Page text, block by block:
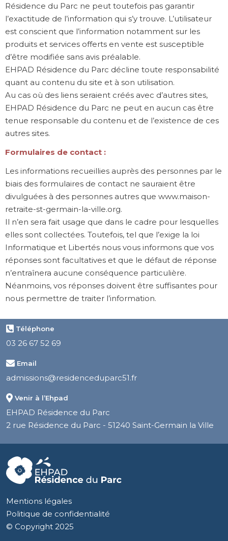
Résidence du Parc ne peut toutefois pas garantir
l’exactitude de l’information qui s’y trouve. L’utilisateur
est conscient que l’information notamment sur les
produits et services offerts en vente est susceptible
d’être modifiée sans avis préalable.
EHPAD Résidence du Parc décline toute responsabilité
quant au contenu du site et à son utilisation.
Au cas où des liens seraient créés avec d’autres sites,
EHPAD Résidence du Parc ne peut en aucun cas être
tenue responsable du contenu et de l’existence de ces
autres sites.
Formulaires de contact :
Les informations recueillies auprès des personnes par le
biais des formulaires de contact ne sauraient être
divulguées à des personnes autres que www.maison-
retraite-st-germain-la-ville.org.
Il n’en sera fait usage que dans le cadre pour lesquelles
elles sont collectées. Toutefois, tel que l’exige la loi
Informatique et Libertés nous vous informons que vos
réponses sont facultatives et que le défaut de réponse
n’entraînera aucune conséquence particulière.
Néanmoins, vos réponses doivent être suffisantes pour
nous permettre de traiter l’information.
Téléphone
03 26 67 52 69
Email
admissions@residenceduparc51.fr
Venir à l’Ehpad
EHPAD Résidence du Parc
2 rue Résidence du Parc - 51240 Saint-Germain la Ville
Mentions légales
Politique de confidentialité
© Copyright 2025